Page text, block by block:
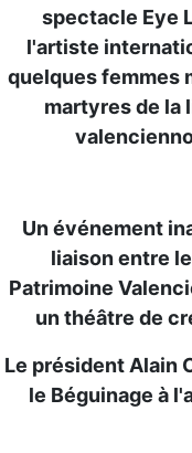
spectacle Eye
l'artiste
quelques femmes
martyres de la
Un événement
liaison entre
Patrimoine
un théâtre de
Le président Alain
le Béguinage à